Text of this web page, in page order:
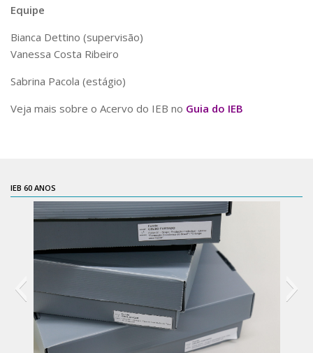
Coleção de Artes Visuais
Catálogo on-line
Exposições Passadas
Reprodução
Extroversão
Projeto Brasil Ciência
Medicina
Equipe
Bianca Dettino (supervisão)
Vanessa Costa Ribeiro
Sabrina Pacola (estágio)
Veja mais sobre o Acervo do IEB no Guia do IEB
IEB 60 ANOS